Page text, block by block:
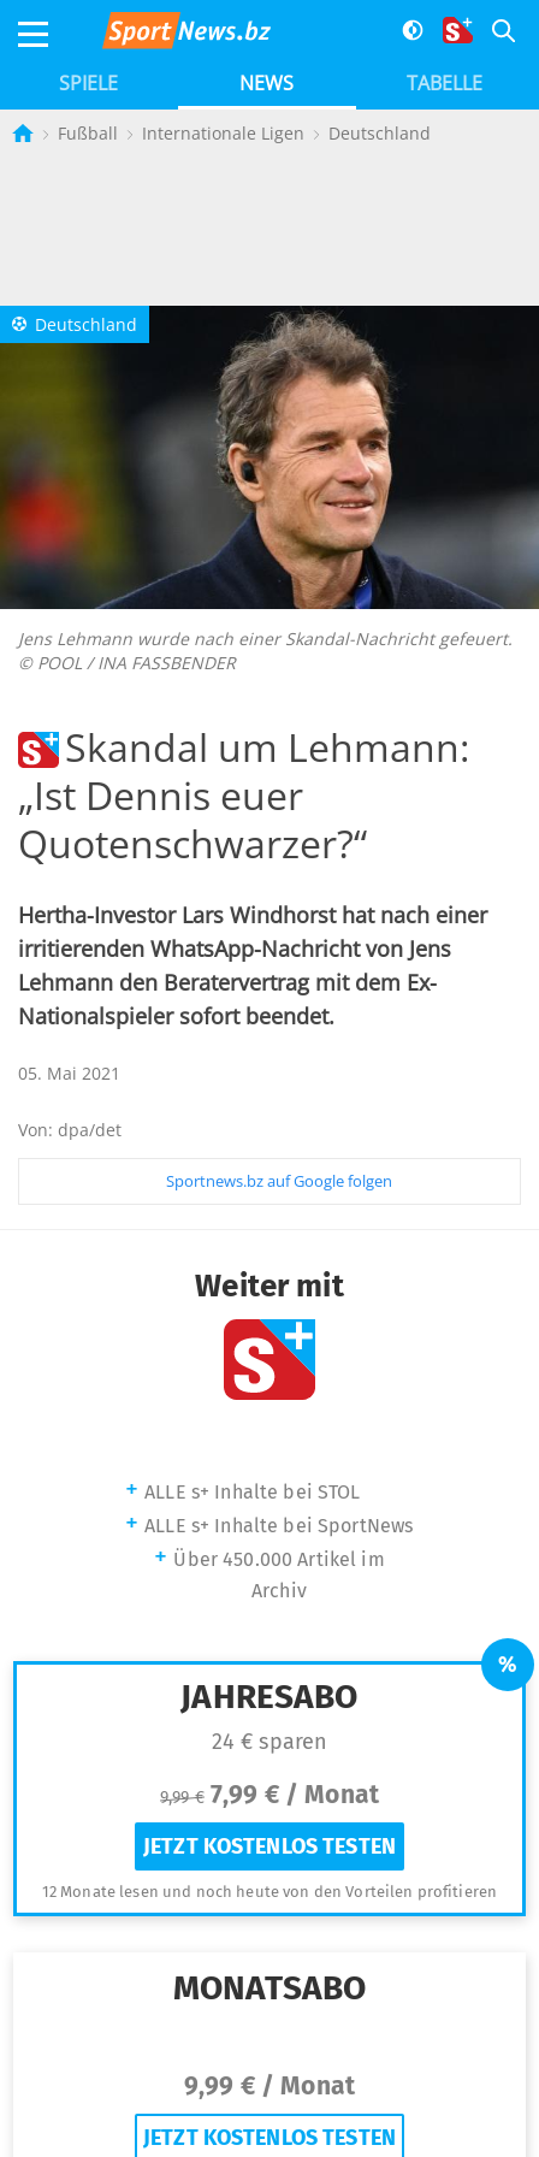
SPIELE NEWS TABELLE
Fußball Internationale Ligen Deutschland
a Deutschland
Jens Lehmann wurde nach einer Skandal-Nachricht gefeuert.
© POOL / INA FASSBENDER
Skandal um Lehmann:
„Ist Dennis euer
Quotenschwarzer?“
Hertha-Investor Lars Windhorst hat nach einer
irritierenden WhatsApp-Nachricht von Jens
Lehmann den Beratervertrag mit dem Ex-
Nationalspieler sofort beendet.
05. Mai 2021
Von: dpa/det
Sportnews.bz auf Google folgen